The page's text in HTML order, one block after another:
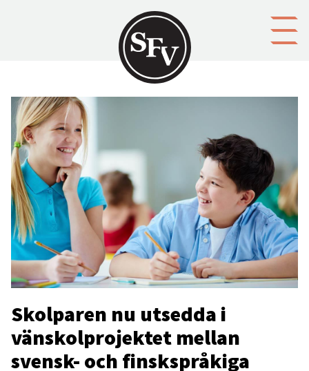
Skolparen nu utsedda i
vänskolprojektet mellan
svensk- och finskspråkiga